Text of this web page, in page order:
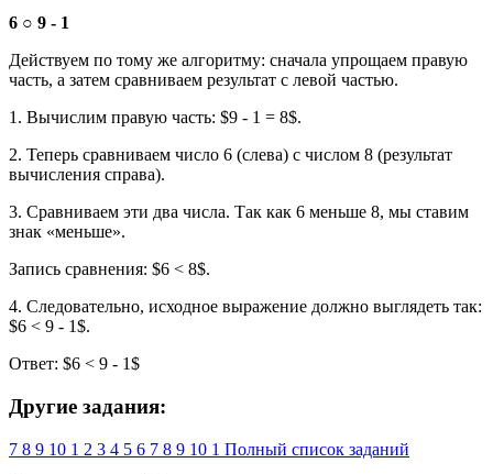
6 ○ 9 - 1
Действуем по тому же алгоритму: сначала упрощаем правую
часть, а затем сравниваем результат с левой частью.
1. Вычислим правую часть: $9 - 1 = 8$.
2. Теперь сравниваем число 6 (слева) с числом 8 (результат
вычисления справа).
3. Сравниваем эти два числа. Так как 6 меньше 8, мы ставим
знак «меньше».
Запись сравнения: $6 < 8$.
4. Следовательно, исходное выражение должно выглядеть так:
$6 < 9 - 1$.
Ответ: $6 < 9 - 1$
Другие задания:
7 8 9 10 1 2 3 4 5 6 7 8 9 10 1 Полный список заданий